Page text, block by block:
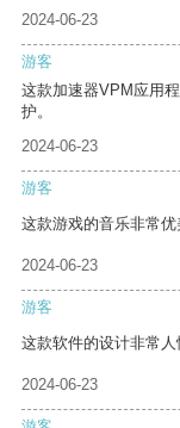
2024-06-23
游客
这款加速器VPM应用
护。
2024-06-23
游客
这款游戏的音乐非常优
2024-06-23
游客
这款软件的设计非常人
2024-06-23